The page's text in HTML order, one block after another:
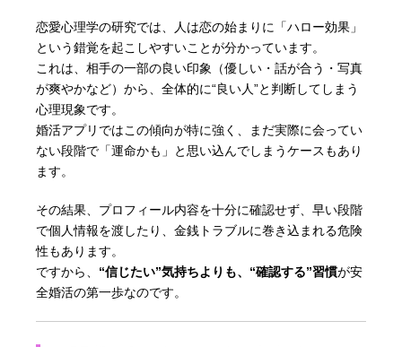
恋愛心理学の研究では、人は恋の始まりに「ハロー効果」
という錯覚を起こしやすいことが分かっています。
これは、相手の一部の良い印象（優しい・話が合う・写真
が爽やかなど）から、全体的に“良い人”と判断してしまう
心理現象です。
婚活アプリではこの傾向が特に強く、まだ実際に会ってい
ない段階で「運命かも」と思い込んでしまうケースもあり
ます。
その結果、プロフィール内容を十分に確認せず、早い段階
で個人情報を渡したり、金銭トラブルに巻き込まれる危険
性もあります。
ですから、 “信じたい”気持ちよりも、“確認する”習慣が安
全婚活の第一歩なのです。